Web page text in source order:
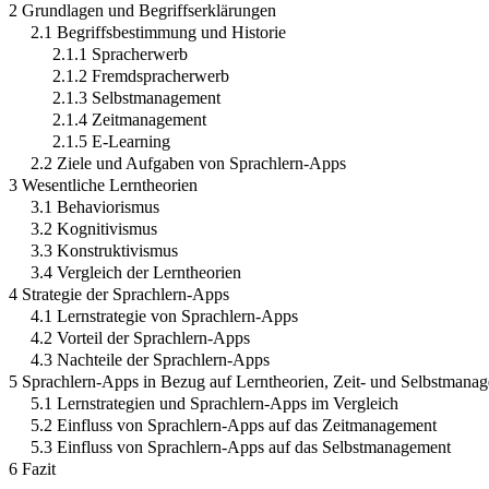
2 Grundlagen und Begriffserklärungen
2.1 Begriffsbestimmung und Historie
2.1.1 Spracherwerb
2.1.2 Fremdspracherwerb
2.1.3 Selbstmanagement
2.1.4 Zeitmanagement
2.1.5 E-Learning
2.2 Ziele und Aufgaben von Sprachlern-Apps
3 Wesentliche Lerntheorien
3.1 Behaviorismus
3.2 Kognitivismus
3.3 Konstruktivismus
3.4 Vergleich der Lerntheorien
4 Strategie der Sprachlern-Apps
4.1 Lernstrategie von Sprachlern-Apps
4.2 Vorteil der Sprachlern-Apps
4.3 Nachteile der Sprachlern-Apps
5 Sprachlern-Apps in Bezug auf Lerntheorien, Zeit- und
5.1 Lernstrategien und Sprachlern-Apps im Vergleich
5.2 Einfluss von Sprachlern-Apps auf das Zeitmanagement
5.3 Einfluss von Sprachlern-Apps auf das Selbstmanagement
6 Fazit